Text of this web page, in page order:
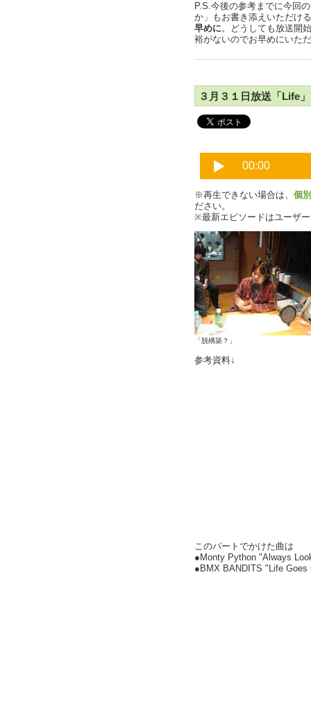
P.S.今後の参考までに今回
か」もお書き添えいただけ
早めに。どうしても放送開
裕がないのでお早めにいた
３月３１日放送「Life
※再生できない場合は、 個
ださい。
※最新エピソードはユーザ
「脱構築？」
参考資料↓
このパートでかけた曲は
●Monty Python "Always
●BMX BANDITS "Life Goes